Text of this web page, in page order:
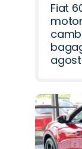
Fiat